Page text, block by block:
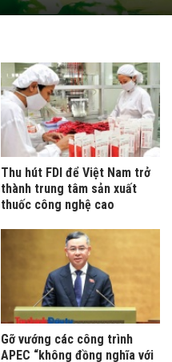
Thu hút FDI để Việt Nam trở
thành trung tâm sản xuất
thuốc công nghệ cao
Gỡ vướng các công trình
APEC “không đồng nghĩa với